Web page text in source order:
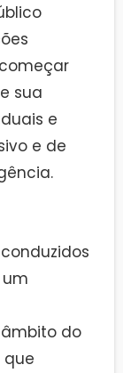
sua
e
e de
do
que